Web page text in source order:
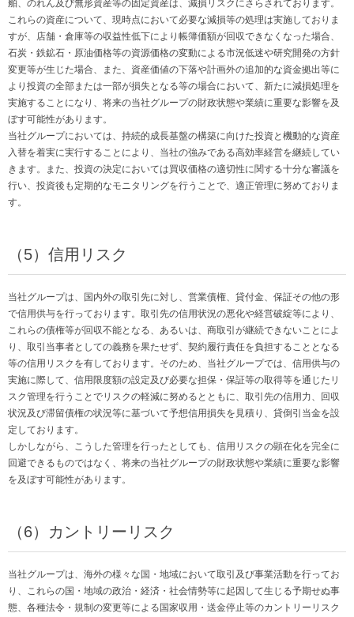
舶、のれん及び無形資産等の固定資産は、減損リスクにさらされております。
これらの資産について、現時点において必要な減損等の処理は実施しておりま
すが、店舗・倉庫等の収益性低下により帳簿価額が回収できなくなった場合、
石炭・鉄鉱石・原油価格等の資源価格の変動による市況低迷や研究開発の方針
変更等が生じた場合、また、資産価値の下落や計画外の追加的な資金拠出等に
より投資の全部または一部が損失となる等の場合において、新たに減損処理を
実施することになり、将来の当社グループの財政状態や業績に重要な影響を及
ぼす可能性があります。
当社グループにおいては、持続的成長基盤の構築に向けた投資と機動的な資産
入替を着実に実行することにより、当社の強みである高効率経営を継続してい
きます。また、投資の決定においては買収価格の適切性に関する十分な審議を
行い、投資後も定期的なモニタリングを行うことで、適正管理に努めておりま
す。
（5）信用リスク
当社グループは、国内外の取引先に対し、営業債権、貸付金、保証その他の形
で信用供与を行っております。取引先の信用状況の悪化や経営破綻等により、
これらの債権等が回収不能となる、あるいは、商取引が継続できないことによ
り、取引当事者としての義務を果たせず、契約履行責任を負担することとなる
等の信用リスクを有しております。そのため、当社グループでは、信用供与の
実施に際して、信用限度額の設定及び必要な担保・保証等の取得等を通じたリ
スク管理を行うことでリスクの軽減に努めるとともに、取引先の信用力、回収
状況及び滞留債権の状況等に基づいて予想信用損失を見積り、貸倒引当金を設
定しております。
しかしながら、こうした管理を行ったとしても、信用リスクの顕在化を完全に
回避できるものではなく、将来の当社グループの財政状態や業績に重要な影響
を及ぼす可能性があります。
（6）カントリーリスク
当社グループは、海外の様々な国・地域において取引及び事業活動を行ってお
り、これらの国・地域の政治・経済・社会情勢等に起因して生じる予期せぬ事
態、各種法令・規制の変更等による国家収用・送金停止等のカントリーリスク